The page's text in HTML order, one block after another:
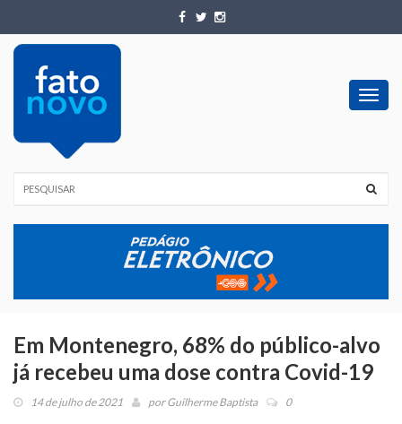
Em Montenegro, 68% do público-alvo
já recebeu uma dose contra Covid-19
14 de julho de 2021 porGuilherme Baptista 0